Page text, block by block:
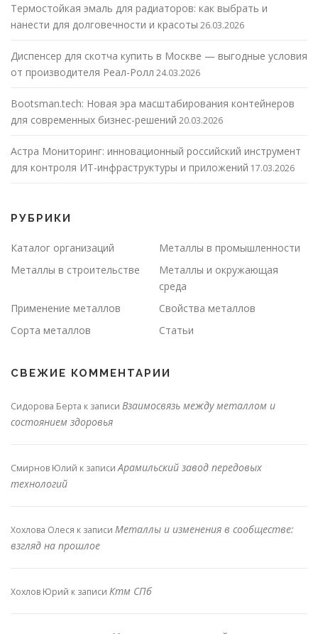
Термостойкая эмаль для радиаторов: как выбрать и
нанести для долговечности и красоты 26.03.2026
Диспенсер для скотча купить в Москве — выгодные условия
от производителя Реал-Ролл 24.03.2026
Bootsman.tech: Новая эра масштабирования контейнеров
для современных бизнес-решений 20.03.2026
Астра Мониторинг: инновационный российский инструмент
для контроля ИТ-инфраструктуры и приложений 17.03.2026
РУБРИКИ
Каталог организаций
Металлы в промышленности
Металлы в строительстве
Металлы и окружающая
среда
Применение металлов
Свойства металлов
Сорта металлов
Статьи
СВЕЖИЕ КОММЕНТАРИИ
Сидорова Берта к записи Взаимосвязь между металлом и
состоянием здоровья
Смирнов Юлий к записиАрамильский завод передовых
технологий
Хохлова Олеся к записи Металлы и изменения в сообществе:
взгляд на прошлое
Хохлов Юрий к записи Ктм СПб